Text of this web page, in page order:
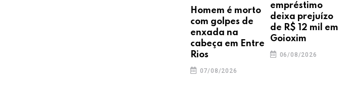
Homem é morto
com golpes de
enxada na
cabeça em Entre
Rios
07/08/2026
empréstimo
deixa prejuízo
de R$ 12 mil em
Goioxim
06/08/2026